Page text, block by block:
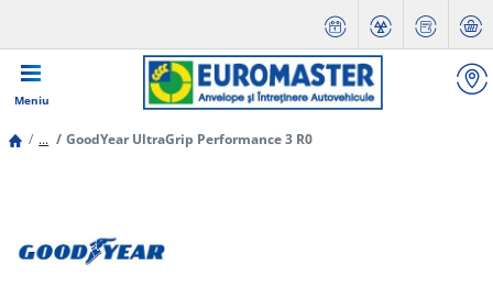
Meniu
... GoodYear UltraGrip Performance 3 R0